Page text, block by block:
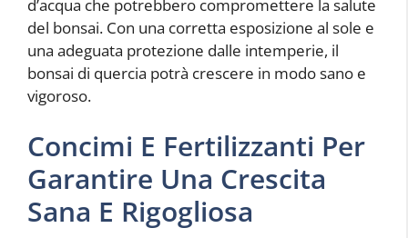
d’acqua che potrebbero compromettere la salute
del bonsai. Con una corretta esposizione al sole e
una adeguata protezione dalle intemperie, il
bonsai di quercia potrà crescere in modo sano e
vigoroso.
Concimi E Fertilizzanti Per
Garantire Una Crescita
Sana E Rigogliosa